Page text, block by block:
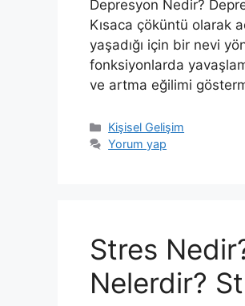
Depresyon Nedir?
Kısaca çöküntü olarak
yaşadığı için bir nevi
fonksiyonlarda
ve artma eğilimi
Kategoriler
Kişisel Gelişim
Yorum yap
Stres
Nelerdir?